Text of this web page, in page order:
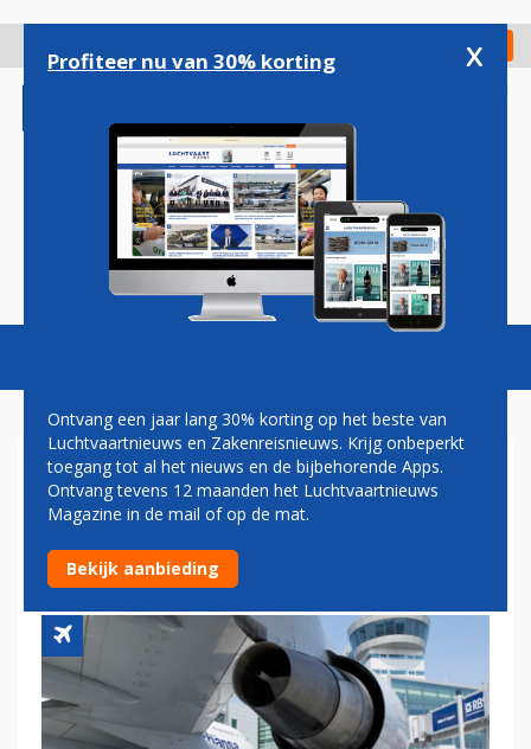
gaan
Check in
Magazine Podcasts Vacatures
LUFTHANSA PROBEERT
STAKING VIA RECHTER TEGEN
TE HOUDEN
Profiteer nu van 30% korting x
Ontvang een jaar lang 30% korting op het beste van
Luchtvaartnieuws en Zakenreisnieuws. Krijg onbeperkt
toegang tot al het nieuws en de bijbehorende Apps.
Ontvang tevens 12 maanden het Luchtvaartnieuws
Magazine in de mail of op de mat.
Bekijk aanbieding